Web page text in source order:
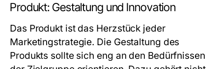
Produkt: Gestaltung und Innovation
Das Produkt ist das Herzstück jeder
Marketingstrategie. Die Gestaltung des
Produkts sollte sich eng an den Bedürfnissen